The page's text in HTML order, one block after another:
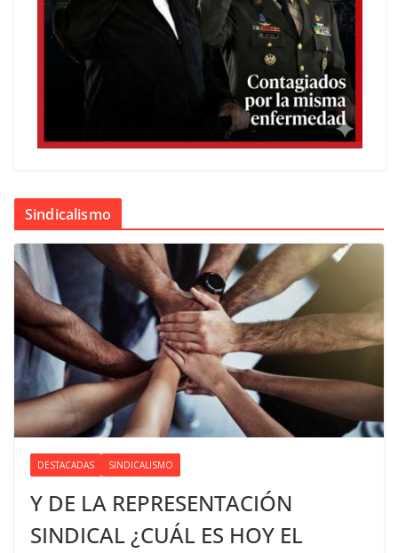
Sindicalismo
DESTACADAS SINDICALISMO
Y DE LA REPRESENTACIÓN
SINDICAL ¿CUÁL ES HOY EL